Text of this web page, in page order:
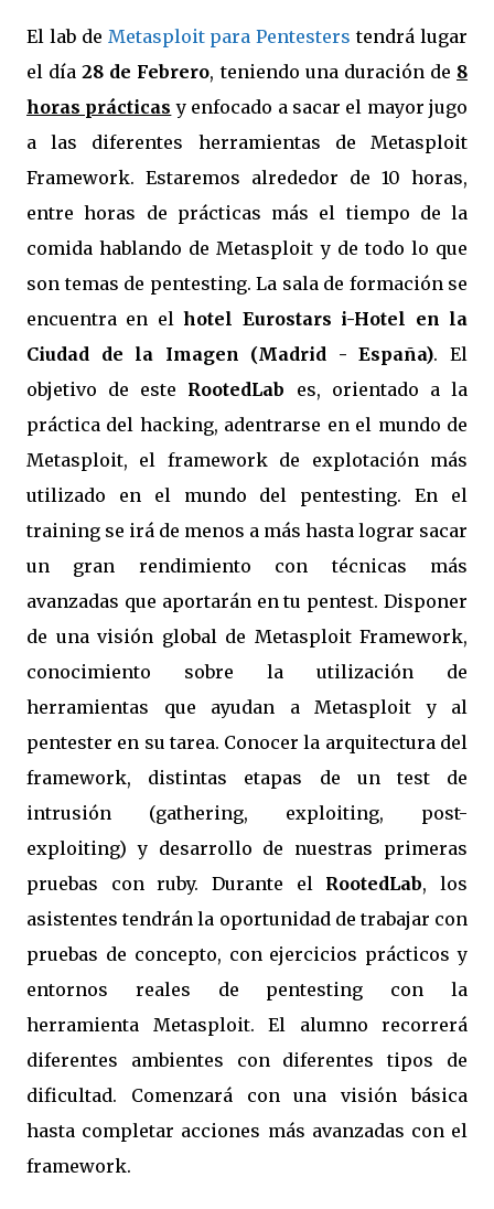
El lab de Metasploit para Pentesters tendrá lugar
el día28 de Febrero, teniendo una duración de 8
horas prácticas y enfocado a sacar el mayor jugo
a las diferentes herramientas de Metasploit
Framework. Estaremos alrededor de 10 horas,
entre horas de prácticas más el tiempo de la
comida hablando de Metasploit y de todo lo que
son temas de pentesting. La sala de formación se
encuentra en elhotel Eurostars i-Hotel en la
Ciudad de la Imagen (Madrid - España). El
objetivo de este RootedLab es, orientado a la
práctica del hacking, adentrarse en el mundo de
Metasploit, el framework de explotación más
utilizado en el mundo del pentesting. En el
training se irá de menos a más hasta lograr sacar
un gran rendimiento con técnicas más
avanzadas que aportarán en tu pentest. Disponer
de una visión global de Metasploit Framework,
conocimiento sobre la utilización de
herramientas que ayudan a Metasploit y al
pentester en su tarea. Conocer la arquitectura del
framework, distintas etapas de un test de
intrusión (gathering, exploiting, post-
exploiting) y desarrollo de nuestras primeras
pruebas con ruby. Durante el RootedLab, los
asistentes tendrán la oportunidad de trabajar con
pruebas de concepto, con ejercicios prácticos y
entornos reales de pentesting con la
herramienta Metasploit. El alumno recorrerá
diferentes ambientes con diferentes tipos de
dificultad. Comenzará con una visión básica
hasta completar acciones más avanzadas con el
framework.